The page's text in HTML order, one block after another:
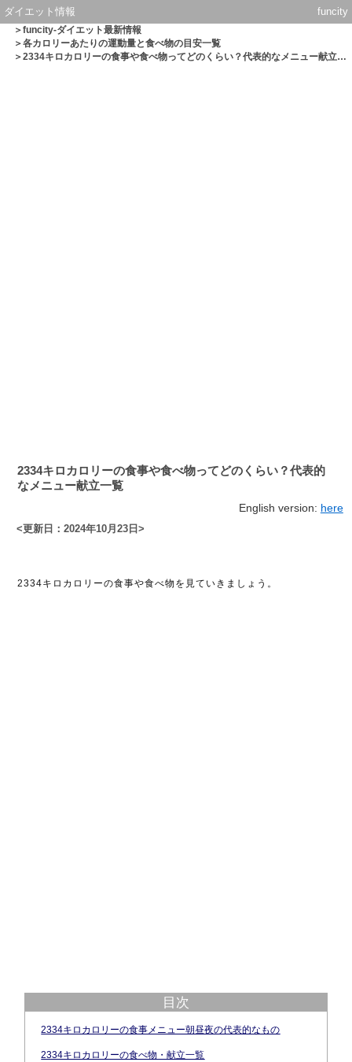
ダイエット情報 funcity
＞funcity-ダイエット最新情報
＞各カロリーあたりの運動量と食べ物の目安一覧
＞2334キロカロリーの食事や食べ物ってどのくらい？代表的なメニュー献立一覧
2334キロカロリーの食事や食べ物ってどのくらい？代表的
なメニュー献立一覧
English version: here
<更新日：2024年10月23日>
2334キロカロリーの食事や食べ物を見ていきましょう。
目次
2334キロカロリーの食事メニュー朝昼夜の代表的なもの
2334キロカロリーの食べ物・献立一覧